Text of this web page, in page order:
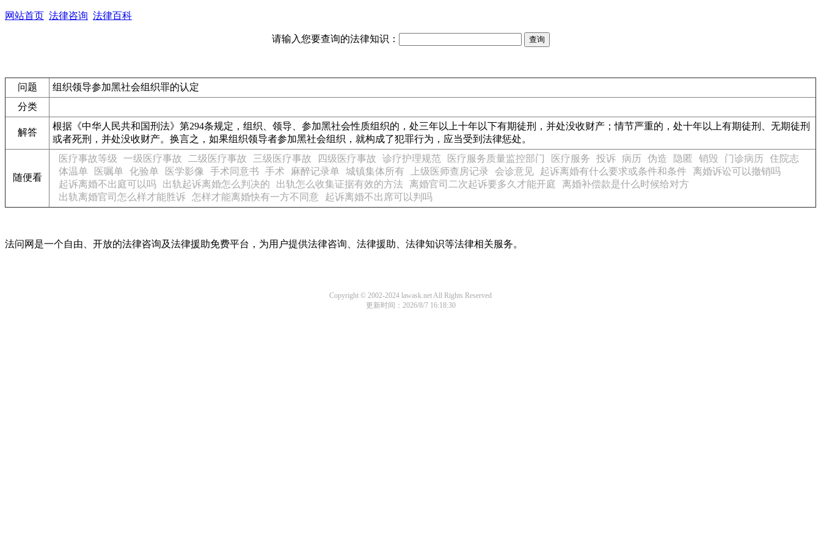
网站首页 法律咨询 法律百科
请输入您要查询的法律知识：
问题
组织领导参加黑社会组织罪的认定
分类
解答
根据《中华人民共和国刑法》第294条规定，组织、领导、参加黑社会性质组织的，处三年以上十年以下有期徒刑，并处没收财产；情节严重的，处十年以上有期徒刑、无期徒刑
或者死刑，并处没收财产。换言之，如果组织领导者参加黑社会组织，就构成了犯罪行为，应当受到法律惩处。
随便看
医疗事故等级 一级医疗事故 二级医疗事故 三级医疗事故 四级医疗事故 诊疗护理规范 医疗服务质量监控部门 医疗服务 投诉 病历 伪造 隐匿 销毁 门诊病历 住院志
体温单
医嘱单 化验单 医学影像 手术同意书 手术 麻醉记录单 城镇集体所有 上级医师查房记录 会诊意见 起诉离婚有什么要求或条件和条件 离婚诉讼可以撤销吗
起诉离婚不出庭可以吗
出轨起诉离婚怎么判决的 出轨怎么收集证据有效的方法 离婚官司二次起诉要多久才能开庭
离婚补偿款是什么时候给对方
出轨离婚官司怎么样才能胜诉 怎样才能离婚快有一方不同意 起诉离婚不出席可以判吗
法问网是一个自由、开放的法律咨询及法律援助免费平台，为用户提供法律咨询、法律援助、法律知识等法律相关服务。
Copyright © 2002-2024 lawask.net All Rights Reserved
更新时间：2026/8/7 16:18:30